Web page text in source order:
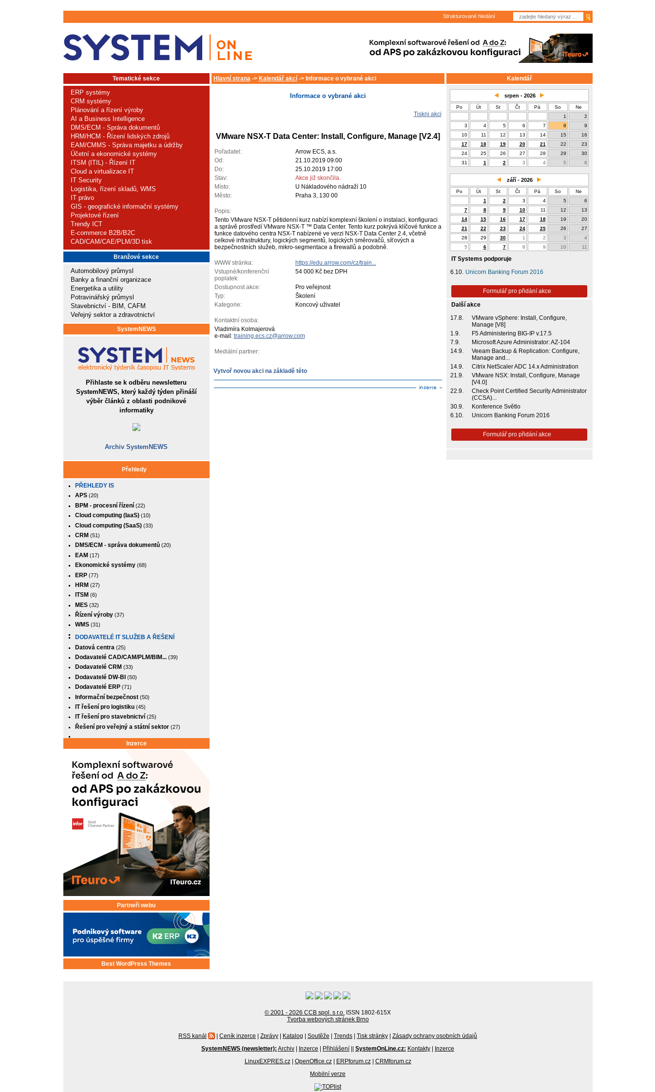
Strukturované hledání
Tematické sekce
ERP systémy
CRM systémy
Plánování a řízení výroby
AI a Business Intelligence
DMS/ECM - Správa dokumentů
HRM/HCM - Řízení lidských zdrojů
EAM/CMMS - Správa majetku a údržby
Účetní a ekonomické systémy
ITSM (ITIL) - Řízení IT
Cloud a virtualizace IT
IT Security
Logistika, řízení skladů, WMS
IT právo
GIS - geografické informační systémy
Projektové řízení
Trendy ICT
E-commerce B2B/B2C
CAD/CAM/CAE/PLM/3D tisk
Branžové sekce
Automobilový průmysl
Banky a finanční organizace
Energetika a utility
Potravinářský průmysl
Stavebnictví - BIM, CAFM
Veřejný sektor a zdravotnictví
SystemNEWS
Přihlaste se k odběru newsletteru
SystemNEWS, který každý týden přináší
výběr článků z oblasti podnikové
informatiky
Archiv SystemNEWS
Přehledy
PŘEHLEDY IS
APS(20)
BPM - procesní řízení(22)
Cloud computing (IaaS)(10)
Cloud computing (SaaS)(33)
CRM (51)
DMS/ECM - správa dokumentů(20)
EAM (17)
Ekonomické systémy(68)
ERP(77)
HRM (27)
ITSM (6)
MES(32)
Řízení výroby(37)
WMS(31)
DODAVATELÉ IT SLUŽEB A ŘEŠENÍ
Datová centra (25)
Dodavatelé CAD/CAM/PLM/BIM...(39)
Dodavatelé CRM (33)
Dodavatelé DW-BI (50)
Dodavatelé ERP(71)
Informační bezpečnost(50)
IT řešení pro logistiku(45)
IT řešení pro stavebnictví(25)
Řešení pro veřejný a státní sektor(27)
Inzerce
Partneři webu
Best WordPress Themes
Hlavní strana-> Kalendář akcí-> Informace o vybrané akci
Informace o vybrané akci
Tiskni akci
VMware NSX-T Data Center: Install, Configure, Manage [V2.4]
Pořadatel:
Arrow ECS, a.s.
Od:
21.10.2019 09:00
Do:
25.10.2019 17:00
Stav:
Akce již skončila.
Místo:
U Nákladového nádraží 10
Město:
Praha 3, 130 00
Popis:
Tento VMware NSX-T pětidenní kurz nabízí komplexní školení o instalaci, konfiguraci
a správě prostředí VMware NSX-T ™ Data Center. Tento kurz pokrývá klíčové funkce a
funkce datového centra NSX-T nabízené ve verzi NSX-T Data Center 2.4, včetně
celkové infrastruktury, logických segmentů, logických směrovačů, síťových a
bezpečnostních služeb, mikro-segmentace a firewallů a podobně.
WWW stránka:
https://edu.arrow.com/cz/train...
Vstupné/konferenční
poplatek:
54 000 Kč bez DPH
Dostupnost akce:
Pro veřejnost
Typ:
Školení
Kategorie:
Koncový uživatel
Kontaktní osoba:
Vladimíra Kolmajerová
e-mail: training.ecs.cz@arrow.com
Mediální partner:
Vytvoř novou akci na základě této
Kalendář
srpen - 2026
Po Út St Čt Pá So
Ne
1
2
3
4 5 6 7 8
9
10
11 12 13 14 15
16
17
18 19 20 21 22
23
24
25 26 27 28 29
30
31
1 2 3 4 5 6
září - 2026
Po Út St Čt Pá So
Ne
1
2 3 4 5
6
7
8 9 10 11 12
13
14
15 16 17 18 19
20
21
22 23 24 25 26
27
28
29 30 1 2 3
4
5
6 7 8 9 10 11
IT Systems podporuje
6.10. Unicorn Banking Forum 2016
Formulář pro přidání akce
Další akce
17.8.
VMware vSphere: Install, Configure,
Manage [V8]
1.9.
F5 Administering BIG-IP v.17.5
7.9.
Microsoft Azure Administrator: AZ-104
14.9.
Veeam Backup & Replication: Configure,
Manage and...
14.9.
Citrix NetScaler ADC 14.x Administration
21.9.
VMware NSX: Install, Configure, Manage
[V4.0]
22.9.
Check Point Certified Security Administrator
(CCSA)...
30.9.
Konference Světlo
6.10.
Unicorn Banking Forum 2016
Formulář pro přidání akce
© 2001 - 2026 CCB spol. s r.o. ISSN 1802-615X
Tvorba webových stránek Brno
RSS kanál | Ceník inzerce | Zprávy | Katalog | Soutěže | Trends | Tisk stránky | Zásady ochrany osobních údajů
SystemNEWS (newsletter): Archiv | Inzerce | Přihlášení || SystemOnLine.cz: Kontakty | Inzerce
LinuxEXPRES.cz | OpenOffice.cz | ERPforum.cz | CRMforum.cz
Mobilní verze